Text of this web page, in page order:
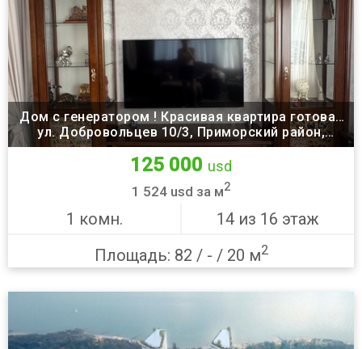
Дом с генератором ! Красивая квартира готова!!
Заходи и живи. )
ул. Добровольцев 10/3, Приморский район,
Одесса
125 000 usd
1 524 usd за м2
1 комн.
14 из 16 этаж
Площадь: 82 / - / 20 м2